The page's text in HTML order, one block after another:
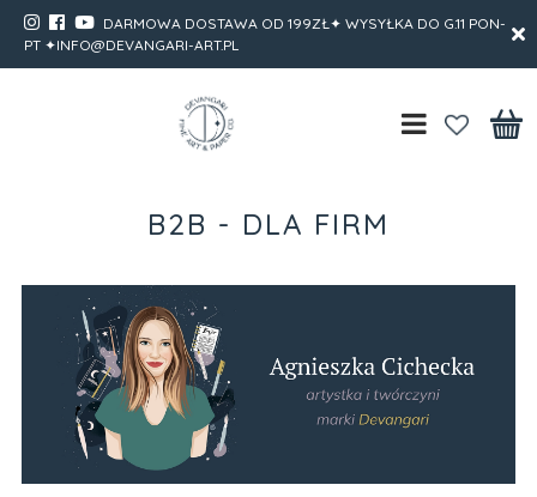
DARMOWA DOSTAWA OD 199ZŁ✦ WYSYŁKA DO G.11 PON-
PT ✦INFO@DEVANGARI-ART.PL
B2B - DLA FIRM